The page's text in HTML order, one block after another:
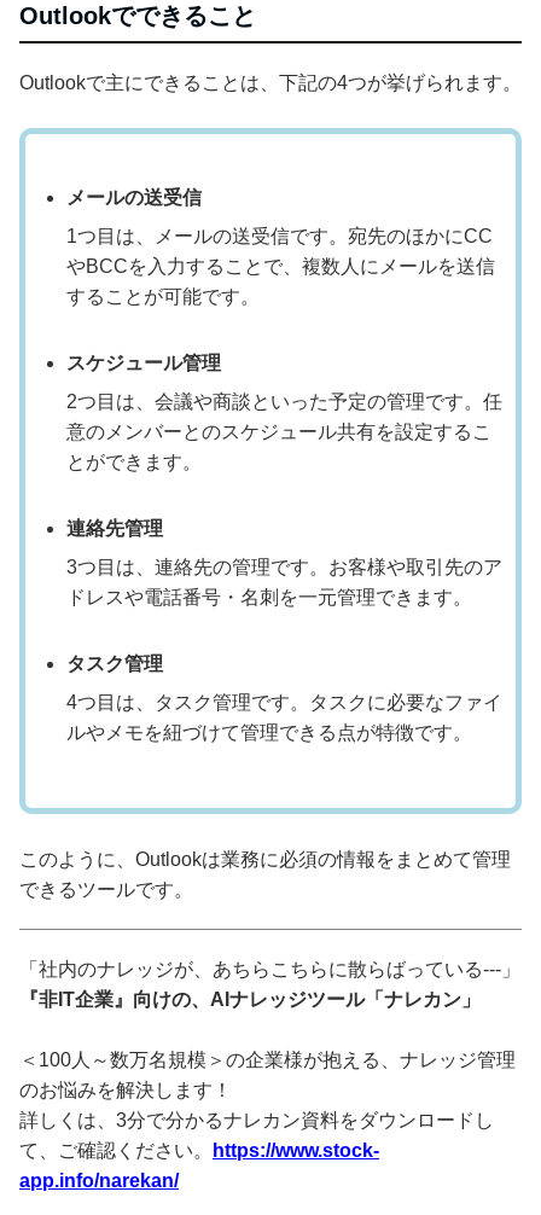
Outlookでできること
Outlookで主にできることは、下記の4つが挙げられます。
メールの送受信
1つ目は、メールの送受信です。宛先のほかにCC
やBCCを入力することで、複数人にメールを送信
することが可能です。
スケジュール管理
2つ目は、会議や商談といった予定の管理です。任
意のメンバーとのスケジュール共有を設定するこ
とができます。
連絡先管理
3つ目は、連絡先の管理です。お客様や取引先のア
ドレスや電話番号・名刺を一元管理できます。
タスク管理
4つ目は、タスク管理です。タスクに必要なファイ
ルやメモを紐づけて管理できる点が特徴です。
このように、Outlookは業務に必須の情報をまとめて管理
できるツールです。
「社内のナレッジが、あちらこちらに散らばっている---」
『非IT企業』向けの、AIナレッジツール「ナレカン」
＜100人～数万名規模＞の企業様が抱える、ナレッジ管理
のお悩みを解決します！
詳しくは、3分で分かるナレカン資料をダウンロードし
て、ご確認ください。
https://www.stock-
app.info/narekan/